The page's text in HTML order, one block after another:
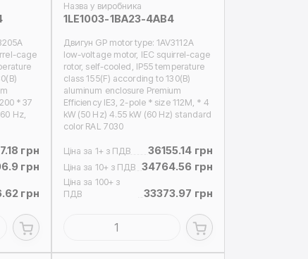
cage
* 37
Hz,
грн
грн
грн
Назва у виробника
1LE1003-1BA23-4AB4
Двигун GP motor type: 1AV3112A
low-voltage motor, IEC squirrel-cage
rotor, self-cooled, IP55 temperature
class 155(F) according to 130(B)
aluminum enclosure Premium
Efficiency IE3, 2-pole * size 112M, * 4
kW (50 Hz) 4.55 kW (60 Hz) standard
color RAL 7030
Ціна за 1+ з ПДВ 36155.14 грн
Ціна за 10+ з ПДВ 34764.56 грн
Ціна за 100+ з
ПДВ
33373.97 грн